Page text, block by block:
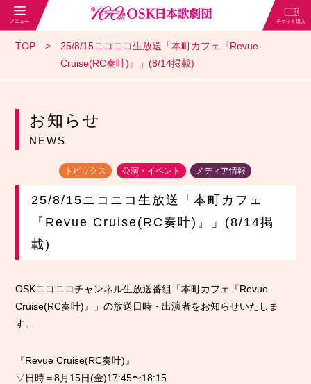
TOP
25/8/15ニコニコ生放送「本町カフェ『Revue
Cruise(RC奏叶)』」(8/14掲載)
お知らせ
NEWS
トピックス 公演・イベント メディア情報
25/8/15ニコニコ生放送「本町カフェ
『Revue Cruise(RC奏叶)』」(8/14掲
載)
OSKニコニコチャンネル生放送番組「本町カフェ『Revue
Cruise(RC奏叶)』」の放送日時・出演者をお知らせいたしま
す。
『Revue Cruise(RC奏叶)』
▽日時＝8月15日(金)17:45〜18:15